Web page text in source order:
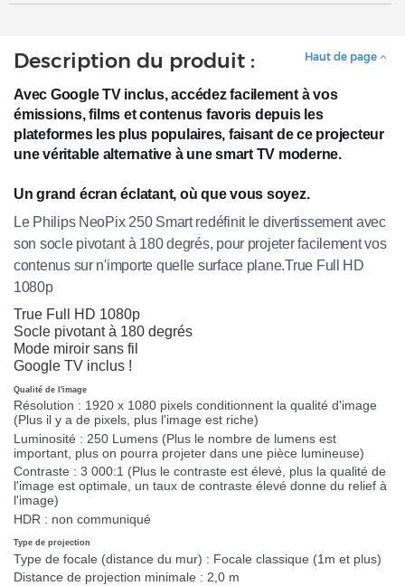
Haut de page
Description du produit :
Avec Google TV inclus, accédez facilement à vos
émissions, films et contenus favoris depuis les
plateformes les plus populaires, faisant de ce projecteur
une véritable alternative à une smart TV moderne.
Un grand écran éclatant, où que vous soyez.
Le Philips NeoPix 250 Smart redéfinit le divertissement avec
son socle pivotant à 180 degrés, pour projeter facilement vos
contenus sur n'importe quelle surface plane.True Full HD
1080p
True Full HD 1080p
Socle pivotant à 180 degrés
Mode miroir sans fil
Google TV inclus !
Qualité de l'image
Résolution : 1920 x 1080 pixels conditionnent la qualité d'image
(Plus il y a de pixels, plus l'image est riche)
Luminosité : 250 Lumens (Plus le nombre de lumens est
important, plus on pourra projeter dans une pièce lumineuse)
Contraste : 3 000:1 (Plus le contraste est élevé, plus la qualité de
l'image est optimale, un taux de contraste élevé donne du relief à
l'image)
HDR : non communiqué
Type de projection
Type de focale (distance du mur) : Focale classique (1m et plus)
Distance de projection minimale : 2,0 m